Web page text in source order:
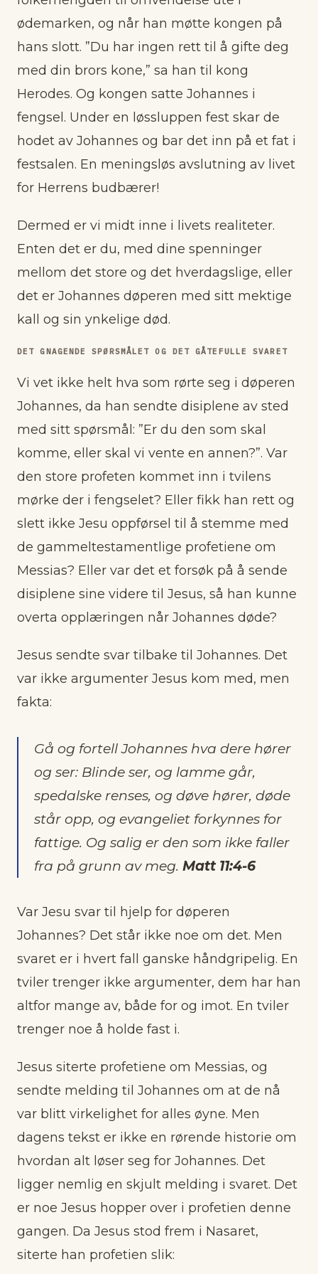
ødemarken, og når han møtte kongen på
hans slott. ”Du har ingen rett til å gifte deg
med din brors kone,” sa han til kong
Herodes. Og kongen satte Johannes i
fengsel. Under en løssluppen fest skar de
hodet av Johannes og bar det inn på et fat i
festsalen. En meningsløs avslutning av livet
for Herrens budbærer!
Dermed er vi midt inne i livets realiteter.
Enten det er du, med dine spenninger
mellom det store og det hverdagslige, eller
det er Johannes døperen med sitt mektige
kall og sin ynkelige død.
DET GNAGENDE SPØRSMÅLET OG DET GÅTEFULLE SVARET
Vi vet ikke helt hva som rørte seg i døperen
Johannes, da han sendte disiplene av sted
med sitt spørsmål: ”Er du den som skal
komme, eller skal vi vente en annen?”. Var
den store profeten kommet inn i tvilens
mørke der i fengselet? Eller fikk han rett og
slett ikke Jesu oppførsel til å stemme med
de gammeltestamentlige profetiene om
Messias? Eller var det et forsøk på å sende
disiplene sine videre til Jesus, så han kunne
overta opplæringen når Johannes døde?
Jesus sendte svar tilbake til Johannes. Det
var ikke argumenter Jesus kom med, men
fakta:
Gå og fortell Johannes hva dere hører
og ser: Blinde ser, og lamme går,
spedalske renses, og døve hører, døde
står opp, og evangeliet forkynnes for
fattige. Og salig er den som ikke faller
fra på grunn av meg. Matt 11:4-6
Var Jesu svar til hjelp for døperen
Johannes? Det står ikke noe om det. Men
svaret er i hvert fall ganske håndgripelig. En
tviler trenger ikke argumenter, dem har han
altfor mange av, både for og imot. En tviler
trenger noe å holde fast i.
Jesus siterte profetiene om Messias, og
sendte melding til Johannes om at de nå
var blitt virkelighet for alles øyne. Men
dagens tekst er ikke en rørende historie om
hvordan alt løser seg for Johannes. Det
ligger nemlig en skjult melding i svaret. Det
er noe Jesus hopper over i profetien denne
gangen. Da Jesus stod frem i Nasaret,
siterte han profetien slik: